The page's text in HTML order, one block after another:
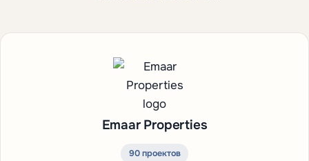
Emaar Properties
90 проектов